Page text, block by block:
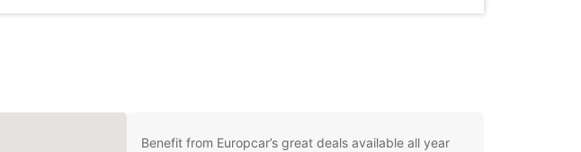
Benefit from Europcar’s great deals available all year